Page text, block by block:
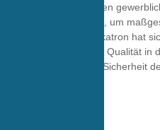
privaten als auch den
Kunden zusammen, um
bereitzustellen. Hekatron hat
Zuverlässigkeit und Qualität in
bleibt bestrebt, die Sicherheit